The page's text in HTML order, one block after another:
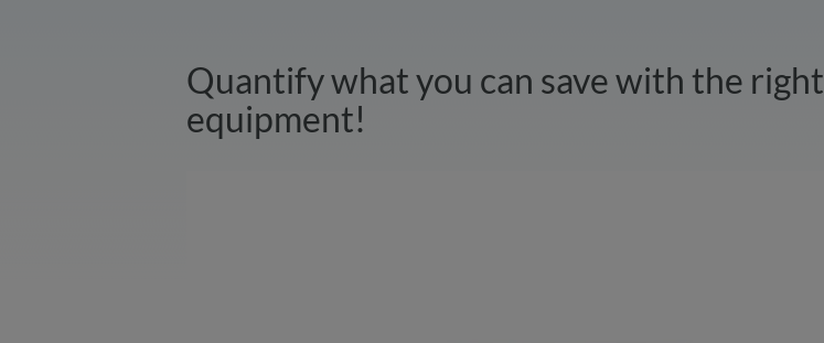
Quantify what you can save with the right
equipment!